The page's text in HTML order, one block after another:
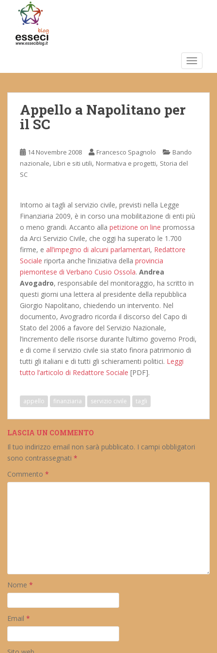
m
Appello a Napolitano per
il SC
14 Novembre 2008 Francesco Spagnolo
Bando
nazionale, Libri e siti utili, Normativa e progetti, Storia del
SC
Intorno ai tagli al servizio civile, previsti nella Legge
Finanziaria 2009, è in corso una mobilitazione di enti più
o meno grandi. Accanto alla petizione on line promossa
da Arci Servizio Civile, che oggi ha superato le 1.700
firme, e all’impegno di alcuni parlamentari, Redattore
Sociale riporta anche l’iniziativa della provincia
piemontese di Verbano Cusio Ossola. Andrea
Avogadro, responsabile del monitoraggio, ha scritto in
questi giorni una lettera al presidente della repubblica
Giorgio Napolitano, chiedendo un intervento. Nel
documento, Avogradro ricorda il discorso del Capo di
Stato del 2006 a favore del Servizio Nazionale,
l’incremento delle risorse durante l’ultimo governo Prodi,
e di come il servizio civile sia stato finora patrimonio di
tutti gli italiani e di tutti gli schieramenti politici. Leggi
tutto l’articolo di Redattore Sociale [PDF].
appello finanziaria servizio civile tagli
LASCIA UN COMMENTO
Il tuo indirizzo email non sarà pubblicato. I campi obbligatori
sono contrassegnati *
Commento *
Nome *
Email *